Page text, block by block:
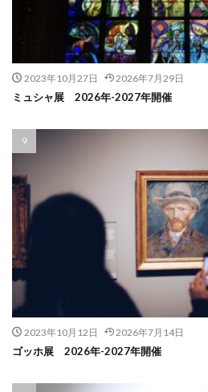
2023年10月27日 2026年7月29日
ミュシャ展 2026年-2027年開催
2023年10月12日 2026年7月14日
ゴッホ展 2026年-2027年開催